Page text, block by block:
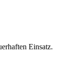
Einsatz.